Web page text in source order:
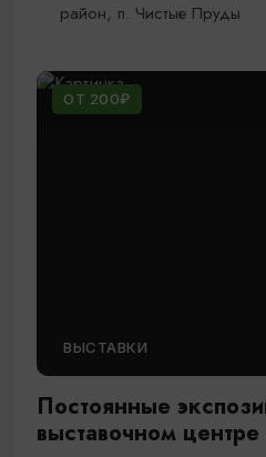
район, п. Чистые Пруды
ОТ 200₽
ВЫСТАВКИ
Постоянные
выставочном центре